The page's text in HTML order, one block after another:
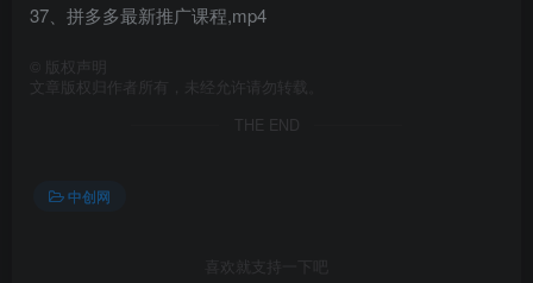
37、拼多多最新推广课程,mp4
版权声明
文章版权归作者所有，未经允许请勿转载。
THE END
中创网
喜欢就支持一下吧